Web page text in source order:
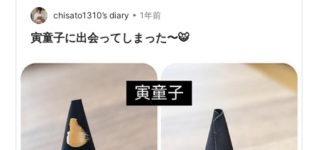
chisato1310’s diary • 1年前
寅童子に出会ってしまった〜🐯